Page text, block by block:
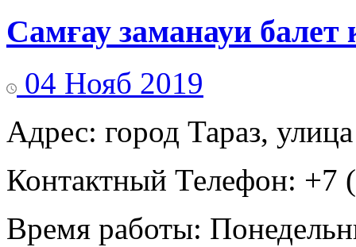
Самғау заманауи балет
04 Нояб 2019
Адрес: город Тараз,
Контактный Телефон: +7
Время работы: